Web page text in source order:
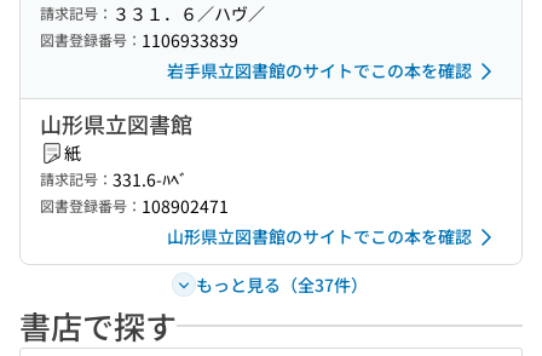
請求記号： ３３１．６／ハヴ／
図書登録番号： 1106933839
岩手県立図書館のサイトでこの本を確認
山形県立図書館
紙
請求記号： 331.6-ﾊﾍﾞ
図書登録番号： 108902471
山形県立図書館のサイトでこの本を確認
もっと見る（全37件）
書店で探す